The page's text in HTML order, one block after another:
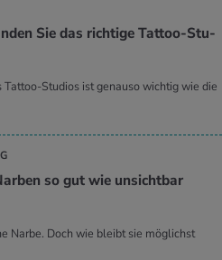
Sie das rich­ti­ge Tat­too-Stu­
Studios ist genauso wichtig wie die
so gut wie un­sicht­bar
Narbe. Doch wie bleibt sie möglichst